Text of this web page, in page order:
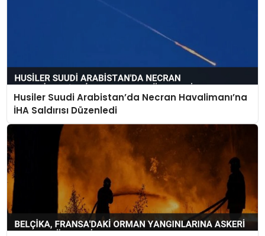
Husiler Suudi Arabistan’da Necran Havalimanı’na
İHA Saldırısı Düzenledi